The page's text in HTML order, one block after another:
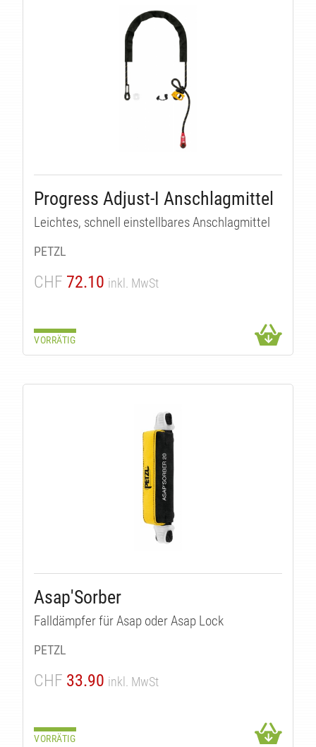
Progress Adjust-I Anschlagmittel
Leichtes, schnell einstellbares Anschlagmittel
PETZL
CHF 72.10 inkl. MwSt
VORRÄTIG
Asap'Sorber
Falldämpfer für Asap oder Asap Lock
PETZL
CHF 33.90 inkl. MwSt
VORRÄTIG